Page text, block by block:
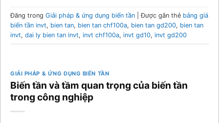
Đăng trong Giải pháp & ứng dụng biến tần |Được gắn thẻ bảng giá
biến tần invt, bien tan, bien tan chf100a, bien tan gd200, bien tan
invt, dai ly bien tan invt, invt chf100a, invt gd10, invt gd200
GIẢI PHÁP & ỨNG DỤNG BIẾN TẦN
Biến tần và tầm quan trọng của biến tần
trong công nghiệp